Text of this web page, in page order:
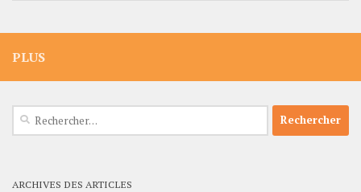
PLUS
Rechercher :
ARCHIVES DES ARTICLES